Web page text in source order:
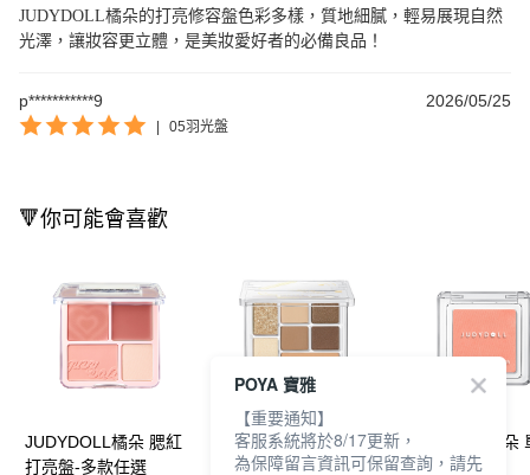
JUDYDOLL橘朵的打亮修容盤色彩多樣，質地細膩，輕易展現自然
光澤，讓妝容更立體，是美妝愛好者的必備良品！
p***********9 2026/05/25
05羽光盤
🔻你可能會喜歡
JUDYDOLL橘朵 腮紅
打亮盤-多款任選
JUDYDOLL橘朵 玩趣
七色盤-多款任選
JUDYDOLL橘朵
腮紅-多款任選
POYA 寶雅
【重要通知】
客服系統將於8/17更新，
為保障留言資訊可保留查詢，請先